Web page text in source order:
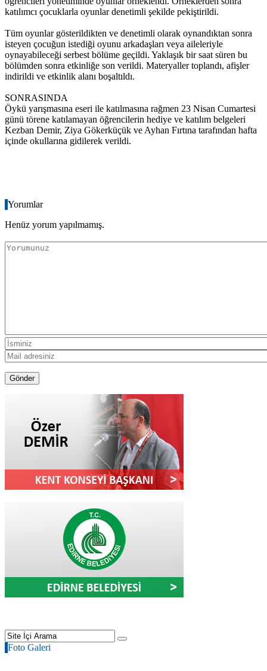
katılımcı çocuklarla oyunlar denetimli şekilde pekiştirildi.
Tüm oyunlar gösterildikten ve denetimli olarak oynandıktan sonra
isteyen çocuğun istediği oyunu arkadaşları veya aileleriyle
oynayabileceği serbest bölüme geçildi. Yaklaşık bir saat süren bu
bölümden sonra etkinliğe son verildi. Materyaller toplandı, afişler
indirildi ve etkinlik alanı boşaltıldı.
SONRASINDA
Öykü yarışmasına eseri ile katılmasına rağmen 23 Nisan Cumartesi
günü törene katılamayan öğrencilerin hediye ve katılım belgeleri
Kezban Demir, Ziya Gökerküçük ve Ayhan Fırtına tarafından hafta
içinde okullarına gidilerek verildi.
Yorumlar
Henüz yorum yapılmamış.
Foto Galeri